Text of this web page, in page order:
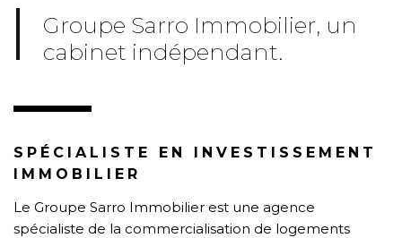
Groupe Sarro Immobilier, un
cabinet indépendant.
SPÉCIALISTE EN INVESTISSEMENT
IMMOBILIER
Le Groupe Sarro Immobilier est une agence
spécialiste de la commercialisation de logements